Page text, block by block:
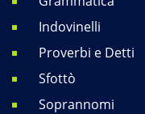
Indovinelli
Proverbi e Detti
Sfottò
Soprannomi